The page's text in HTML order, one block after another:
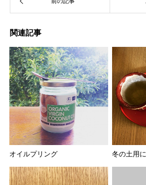
関連記事
オイルプリング 冬の土用